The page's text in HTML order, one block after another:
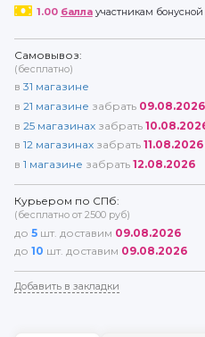
1.00 баллаучастникам
Самовывоз:
(бесплатно)
в 31 магазине
в 21 магазине забрать 09.08.2026
в 25 магазинах забрать
в 12 магазинах забрать 11.08.2026
в 1 магазине забрать 12.08.2026
Курьером по СПб:
(бесплатно от 2500 руб)
до 5 шт. доставим 09.08.2026
до 10 шт. доставим 09.08.2026
Добавить в закладки